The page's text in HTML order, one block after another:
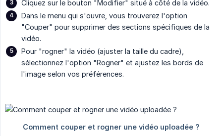
Cliquez sur le bouton "Modifier" situé à côté de la vidéo.
Dans le menu qui s'ouvre, vous trouverez l'option
"Couper" pour supprimer des sections spécifiques de la
vidéo.
Pour "rogner" la vidéo (ajuster la taille du cadre),
sélectionnez l'option "Rogner" et ajustez les bords de
l'image selon vos préférences.